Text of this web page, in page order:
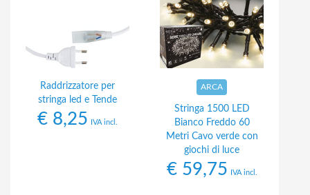
Raddrizzatore per
stringa led e Tende
€ 8,25 IVA incl.
ARCA
Stringa 1500 LED
Bianco Freddo 60
Metri Cavo verde con
giochi di luce
€59,75 IVA incl.